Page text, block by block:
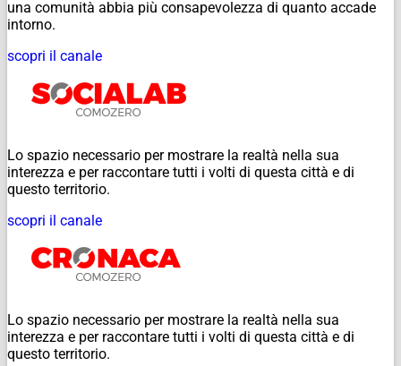
una comunità abbia più consapevolezza di quanto accade
intorno.
scopri il canale
Lo spazio necessario per mostrare la realtà nella sua
interezza e per raccontare tutti i volti di questa città e di
questo territorio.
scopri il canale
Lo spazio necessario per mostrare la realtà nella sua
interezza e per raccontare tutti i volti di questa città e di
questo territorio.